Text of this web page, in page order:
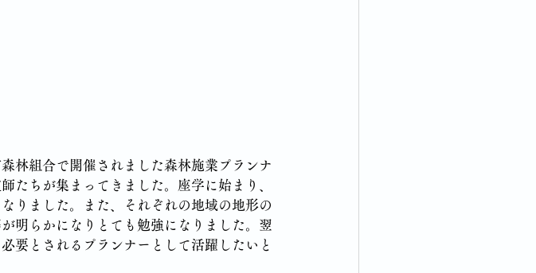
林組合で開催されました森林施業プランナ
たちが集まってきました。座学に始まり、
りました。また、それぞれの地域の地形の
明らかになりとても勉強になりました。翌
要とされるプランナーとして活躍したいと